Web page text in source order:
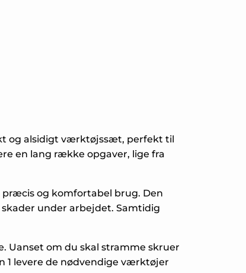
og alsidigt værktøjssæt, perfekt til
en lang række opgaver, lige fra
og komfortabel brug. Den
under arbejdet. Samtidig
om du skal stramme skruer
1 levere de nødvendige værktøjer